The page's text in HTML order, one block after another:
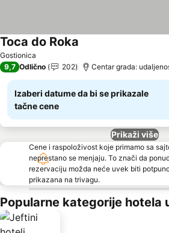
Gostionica
Toca do Roka
9,7 Odlično 202 Centar grada:
Izaberi datume da bi se prikazale
tačne cene
Prikaži više
Cene i raspoloživost koje primamo sa
neprestano se menjaju. To znači da
rezervaciju možda neće uvek biti
prikazana na trivagu.
Popularne kategorije hotela